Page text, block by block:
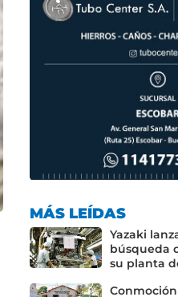
MÁS LEÍDAS
Yazaki
búsqueda
su planta